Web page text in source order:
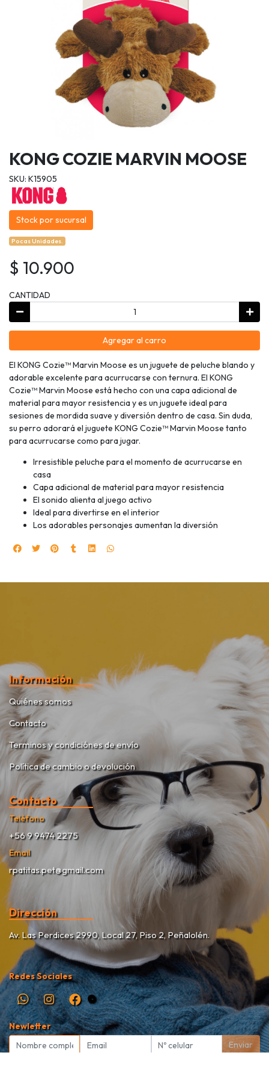
KONG COZIE MARVIN MOOSE
SKU: K15905
Stock por sucursal
Pocas Unidades.
$ 10.900
CANTIDAD
Agregar al carro
El KONG Cozie™ Marvin Moose es un juguete de peluche blando y
adorable excelente para acurrucarse con ternura. El KONG
Cozie™ Marvin Moose está hecho con una capa adicional de
material para mayor resistencia y es un juguete ideal para
sesiones de mordida suave y diversión dentro de casa. Sin duda,
su perro adorará el juguete KONG Cozie™ Marvin Moose tanto
para acurrucarse como para jugar.
Irresistible peluche para el momento de acurrucarse en
casa
Capa adicional de material para mayor resistencia
El sonido alienta al juego activo
Ideal para divertirse en el interior
Los adorables personajes aumentan la diversión
Información
Quiénes somos
Contacto
Terminos y condiciónes de envío
Política de cambio o devolución
Contacto
Teléfono
+56 9 9474 2275
Email
rpatitas.pet@gmail.com
Dirección
Av. Las Perdices 2990, Local 27, Piso 2, Peñalolén.
Redes Sociales
Newletter
Enviar